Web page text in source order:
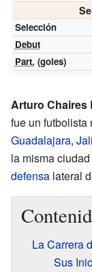
Selección
Debut
Part. (goles)
Arturo Chaires
fue un futbolista
Guadalajara,
la misma
defensa lateral
La Carrera
Sus